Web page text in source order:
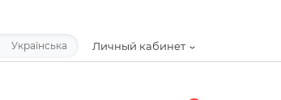
Личный кабинет
Українська